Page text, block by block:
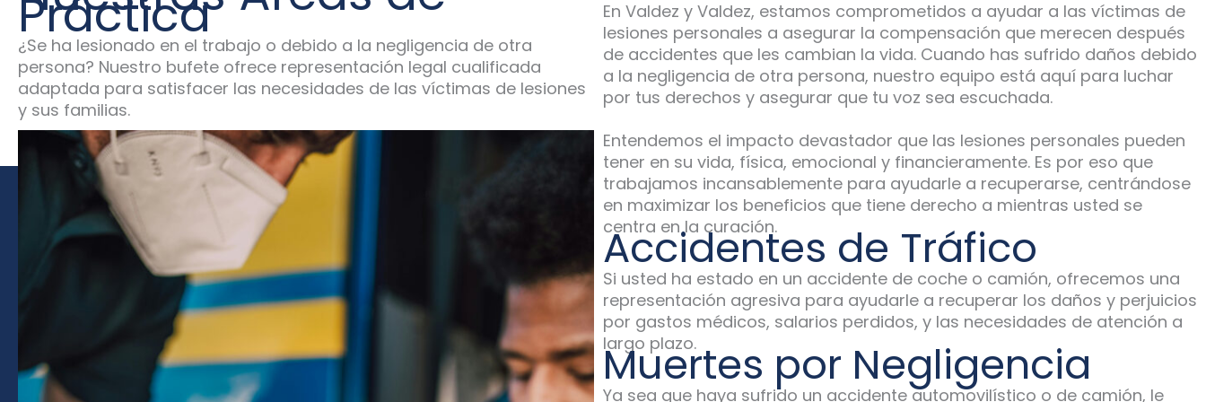
Práctica
¿Se ha lesionado en el trabajo o debido a la negligencia de otra
persona? Nuestro bufete ofrece representación legal cualificada
adaptada para satisfacer las necesidades de las víctimas de lesiones
y sus familias.
En Valdez y Valdez, estamos comprometidos a ayudar a las víctimas de
lesiones personales a asegurar la compensación que merecen después
de accidentes que les cambian la vida. Cuando has sufrido daños debido
a la negligencia de otra persona, nuestro equipo está aquí para luchar
por tus derechos y asegurar que tu voz sea escuchada.
Entendemos el impacto devastador que las lesiones personales pueden
tener en su vida, física, emocional y financieramente. Es por eso que
trabajamos incansablemente para ayudarle a recuperarse, centrándose
en maximizar los beneficios que tiene derecho a mientras usted se
centra en la curación.
Accidentes de Tráfico
Si usted ha estado en un accidente de coche o camión, ofrecemos una
representación agresiva para ayudarle a recuperar los daños y perjuicios
por gastos médicos, salarios perdidos, y las necesidades de atención a
largo plazo.
Muertes por Negligencia
Ya sea que haya sufrido un accidente automovilístico o de camión, le